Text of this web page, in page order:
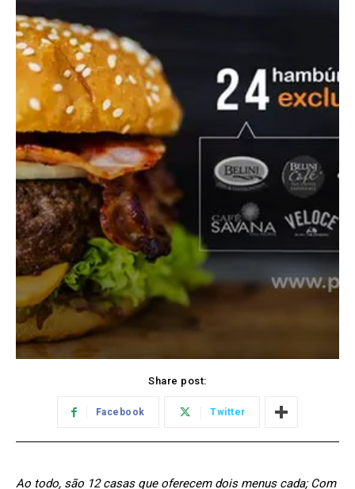
Share post:
Facebook Twitter
Ao todo, são 12 casas que oferecem dois menus cada; Com